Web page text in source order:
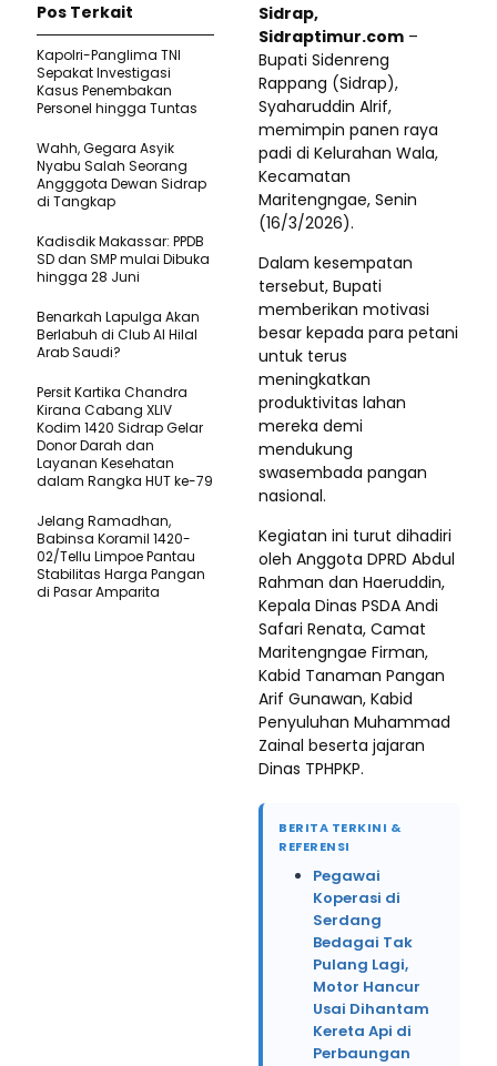
Sidrap,
Sidraptimur.com –
Bupati Sidenreng
Rappang (Sidrap),
Syaharuddin Alrif,
memimpin panen raya
padi di Kelurahan Wala,
Kecamatan
Maritengngae, Senin
(16/3/2026).
Dalam kesempatan
tersebut, Bupati
memberikan motivasi
besar kepada para petani
untuk terus
meningkatkan
produktivitas lahan
mereka demi
mendukung
swasembada pangan
nasional.
Kegiatan ini turut dihadiri
oleh Anggota DPRD Abdul
Rahman dan Haeruddin,
Kepala Dinas PSDA Andi
Safari Renata, Camat
Maritengngae Firman,
Kabid Tanaman Pangan
Arif Gunawan, Kabid
Penyuluhan Muhammad
Zainal beserta jajaran
Dinas TPHPKP.
BERITA TERKINI &
REFERENSI
Pegawai
Koperasi di
Serdang
Bedagai Tak
Pulang Lagi,
Motor Hancur
Usai Dihantam
Kereta Api di
Perbaungan
Pos Terkait
Kapolri-Panglima TNI
Sepakat Investigasi
Kasus Penembakan
Personel hingga Tuntas
Wahh, Gegara Asyik
Nyabu Salah Seorang
Angggota Dewan Sidrap
di Tangkap
Kadisdik Makassar: PPDB
SD dan SMP mulai Dibuka
hingga 28 Juni
Benarkah Lapulga Akan
Berlabuh di Club Al Hilal
Arab Saudi?
Persit Kartika Chandra
Kirana Cabang XLIV
Kodim 1420 Sidrap Gelar
Donor Darah dan
Layanan Kesehatan
dalam Rangka HUT ke-79
Jelang Ramadhan,
Babinsa Koramil 1420-
02/Tellu Limpoe Pantau
Stabilitas Harga Pangan
di Pasar Amparita